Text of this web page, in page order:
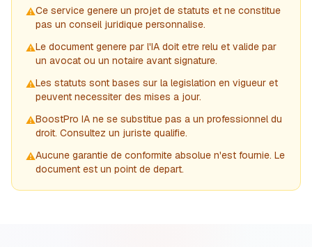
⚠️Ce service genere un projet de statuts et ne constitue
pas un conseil juridique personnalise.
⚠️Le document genere par l'IA doit etre relu et valide par
un avocat ou un notaire avant signature.
⚠️Les statuts sont bases sur la legislation en vigueur et
peuvent necessiter des mises a jour.
⚠️BoostPro IA ne se substitue pas a un professionnel du
droit. Consultez un juriste qualifie.
⚠️Aucune garantie de conformite absolue n'est fournie. Le
document est un point de depart.